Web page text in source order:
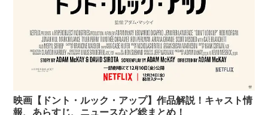
映画【ドント・ルック・アップ】作品解説！キャスト情
報、あらすじ、ニュースなど総まとめ！